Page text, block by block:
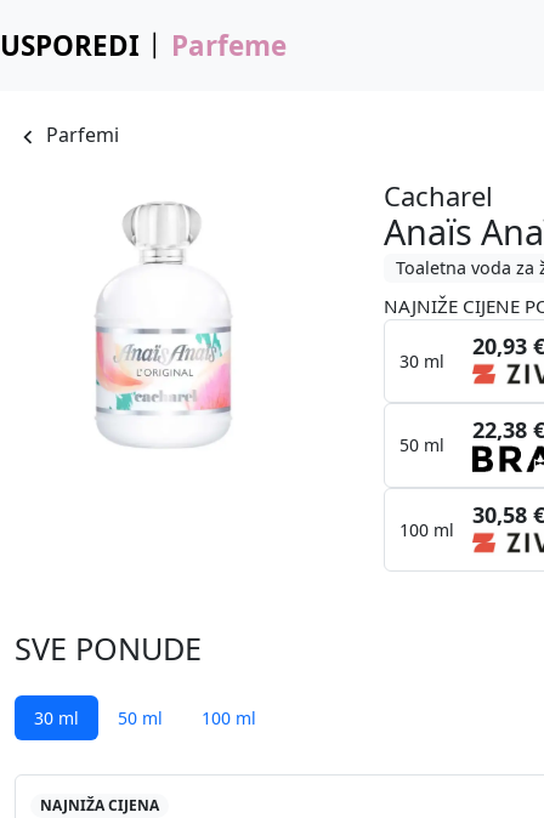
USPOREDI Parfeme
Parfemi
Cacharel
Anaïs
Toaletna voda za
NAJNIŽE CIJENE
30 ml
20,93
50 ml
22,38
100 ml
30,58
SVE PONUDE
30 ml 50 ml 100 ml
NAJNIŽA CIJENA